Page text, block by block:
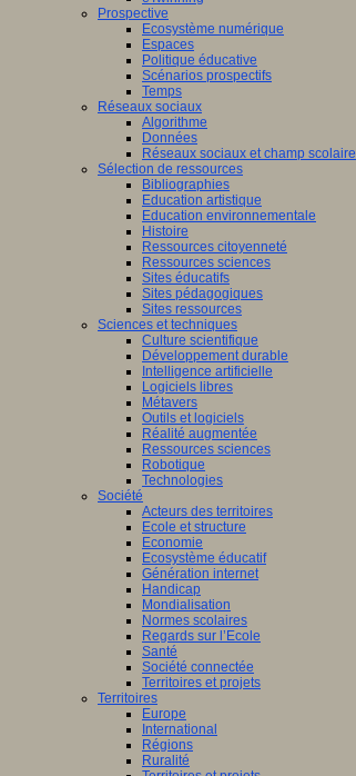
Prospective
Ecosystème numérique
Espaces
Politique éducative
Scénarios prospectifs
Temps
Réseaux sociaux
Algorithme
Données
Réseaux sociaux et champ scolaire
Sélection de ressources
Bibliographies
Education artistique
Education environnementale
Histoire
Ressources citoyenneté
Ressources sciences
Sites éducatifs
Sites pédagogiques
Sites ressources
Sciences et techniques
Culture scientifique
Développement durable
Intelligence artificielle
Logiciels libres
Métavers
Outils et logiciels
Réalité augmentée
Ressources sciences
Robotique
Technologies
Société
Acteurs des territoires
Ecole et structure
Economie
Ecosystème éducatif
Génération internet
Handicap
Mondialisation
Normes scolaires
Regards sur l’Ecole
Santé
Société connectée
Territoires et projets
Territoires
Europe
International
Régions
Ruralité